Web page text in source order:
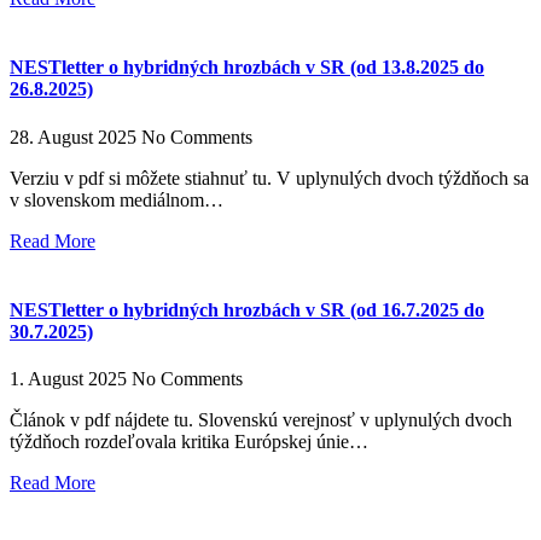
NESTletter o hybridných hrozbách v SR (od 13.8.2025 do
26.8.2025)
28. August 2025 No Comments
Verziu v pdf si môžete stiahnuť tu. V uplynulých dvoch týždňoch sa
v slovenskom mediálnom…
Read More
NESTletter o hybridných hrozbách v SR (od 16.7.2025 do
30.7.2025)
1. August 2025 No Comments
Článok v pdf nájdete tu. Slovenskú verejnosť v uplynulých dvoch
týždňoch rozdeľovala kritika Európskej únie…
Read More